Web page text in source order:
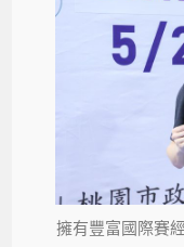
擁有豐富國際賽